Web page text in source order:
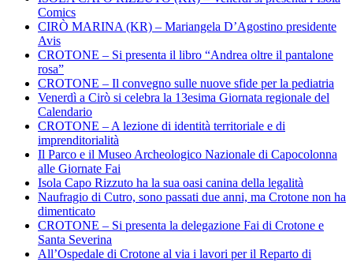
Comics
CIRÒ MARINA (KR) – Mariangela D’Agostino presidente
Avis
CROTONE – Si presenta il libro “Andrea oltre il pantalone
rosa”
CROTONE – Il convegno sulle nuove sfide per la pediatria
Venerdì a Cirò si celebra la 13esima Giornata regionale del
Calendario
CROTONE – A lezione di identità territoriale e di
imprenditorialità
Il Parco e il Museo Archeologico Nazionale di Capocolonna
alle Giornate Fai
Isola Capo Rizzuto ha la sua oasi canina della legalità
Naufragio di Cutro, sono passati due anni, ma Crotone non ha
dimenticato
CROTONE – Si presenta la delegazione Fai di Crotone e
Santa Severina
All’Ospedale di Crotone al via i lavori per il Reparto di